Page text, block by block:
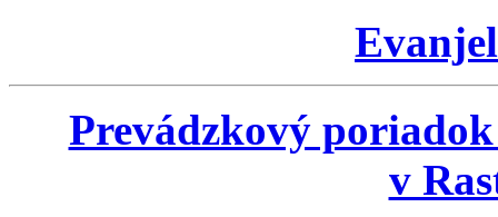
Prevádzkový
v